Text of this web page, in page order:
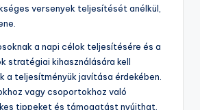
versenyek teljesítését anélkül,
a napi célok teljesítésére és a
stratégiai kihasználására kell
a teljesítményük javítása érdekében.
vagy csoportokhoz való
tippeket és támogatást nyújthat,